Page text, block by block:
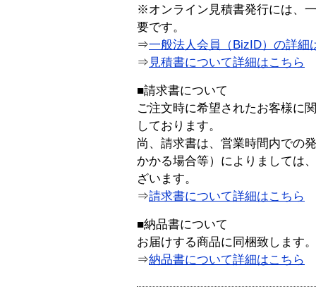
※オンライン見積書発行には、
要です。
⇒一般法人会員（BizID）の詳細
⇒ 見積書について詳細はこちら
■請求書について
ご注文時に希望されたお客様に
しております。
尚、請求書は、営業時間内での
かかる場合等）によりましては
ざいます。
⇒請求書について詳細はこちら
■納品書について
お届けする商品に同梱致します。
⇒納品書について詳細はこちら